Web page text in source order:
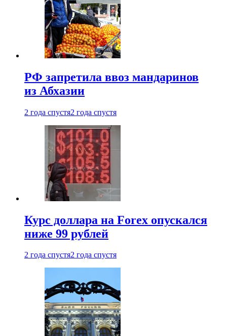
РФ запретила ввоз мандаринов
из Абхазии
2 года спустя2 года спустя
Курс доллара на Forex опускался
ниже 99 рублей
2 года спустя2 года спустя